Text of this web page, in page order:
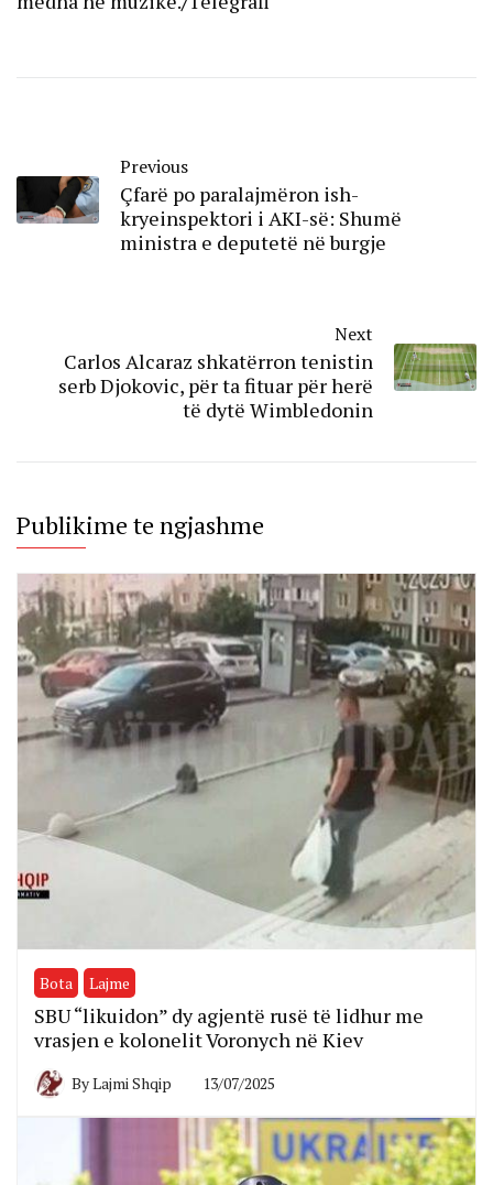
Previous
Çfarë po paralajmëron ish-
kryeinspektori i AKI-së: Shumë
ministra e deputetë në burgje
Next
Carlos Alcaraz shkatërron tenistin
serb Djokovic, për ta fituar për herë
të dytë Wimbledonin
Publikime te ngjashme
Bota Lajme
SBU “likuidon” dy agjentë rusë të lidhur me
vrasjen e kolonelit Voronych në Kiev
ByLajmi Shqip 13/07/2025